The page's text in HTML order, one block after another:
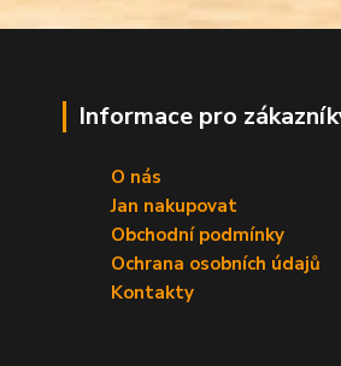
Informace pro
O nás
Jan nakupovat
Obchodní podmínky
Ochrana osobních údajů
Kontakty